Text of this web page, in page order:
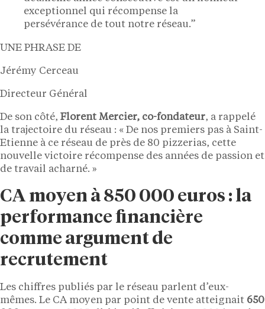
exceptionnel qui récompense la
persévérance de tout notre réseau.”
UNE PHRASE DE
Jérémy Cerceau
Directeur Général
De son côté, Florent Mercier, co-fondateur, a rappelé
la trajectoire du réseau : « De nos premiers pas à Saint-
Etienne à ce réseau de près de 80 pizzerias, cette
nouvelle victoire récompense des années de passion et
de travail acharné. »
CA moyen à 850 000 euros : la
performance financière
comme argument de
recrutement
Les chiffres publiés par le réseau parlent d’eux-
mêmes. Le CA moyen par point de vente atteignait 650